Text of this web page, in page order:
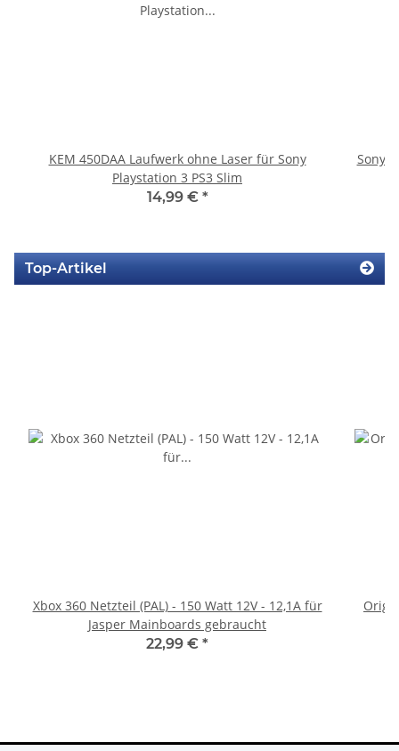
KEM 450DAA Laufwerk ohne Laser für Sony
Playstation 3 PS3 Slim
14,99 € *
Sony
Top-Artikel
Xbox 360 Netzteil (PAL) - 150 Watt 12V - 12,1A für
Jasper Mainboards gebraucht
22,99 € *